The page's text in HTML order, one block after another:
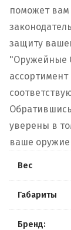
поможет вам
защиту
"Оружейные
уверены в
ваше
Вес
Габариты
Бренд: